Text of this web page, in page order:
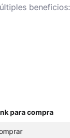
beneficios:
para compra